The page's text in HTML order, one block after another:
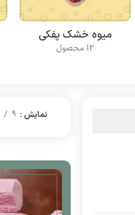
میوه خشک پفکی
12 محصول
نمایش 9